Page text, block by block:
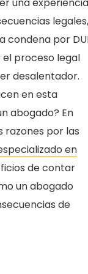
legales,
condena por
el proceso legal
desalentador.
en esta
abogado? En
razones por las
en
de contar
un abogado
de